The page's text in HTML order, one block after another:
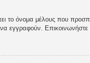
το όνομα μέλους που
εγγραφούν. Επικοινωνήστε